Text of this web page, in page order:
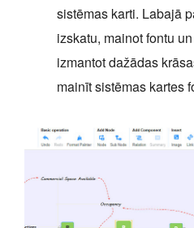
sistēmas karti. Labajā
izskatu, mainot fontu
izmantot dažādas
mainīt sistēmas kartes